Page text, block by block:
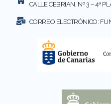
CALLE CEBRIAN, Nº 3 – 4ª
CORREO ELECTRÓNICO: